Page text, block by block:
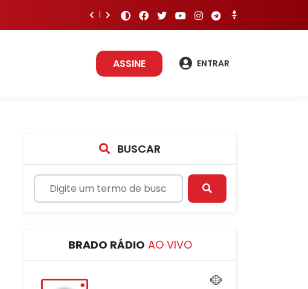
ASSINE ENTRAR
BUSCAR
BRADO RÁDIO AO VIVO